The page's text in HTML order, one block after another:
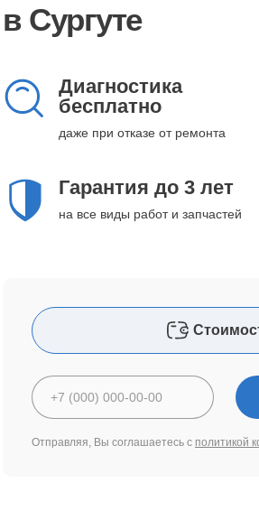
в Сургуте
Диагностика
бесплатно
даже при отказе от ремонта
Гарантия до 3 лет
на все виды работ и запчастей
Отправляя, Вы соглашаетесь с политикой